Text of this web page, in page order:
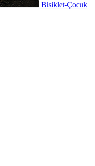
Bisiklet-Çocuk